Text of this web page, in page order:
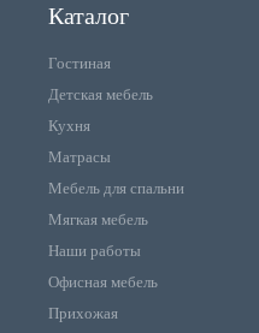
Каталог
Гостиная
Детская мебель
Кухня
Матрасы
Мебель для спальни
Мягкая мебель
Наши работы
Офисная мебель
Прихожая